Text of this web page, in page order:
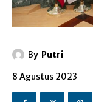
By Putri
8 Agustus 2023